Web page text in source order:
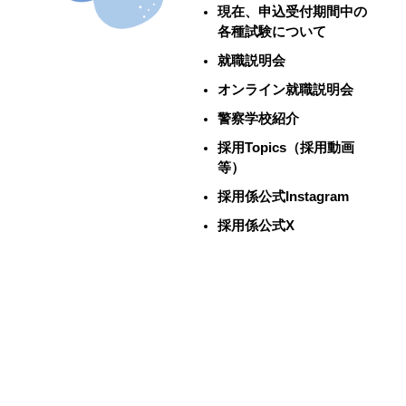
現在、申込受付期間中の
各種試験について
就職説明会
オンライン就職説明会
警察学校紹介
採用Topics（採用動画
等）
採用係公式Instagram
採用係公式X